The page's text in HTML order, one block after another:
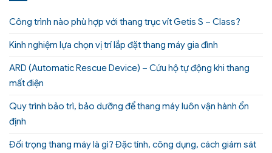
Công trình nào phù hợp với thang trục vít Getis S – Class?
Kinh nghiệm lựa chọn vị trí lắp đặt thang máy gia đình
ARD (Automatic Rescue Device) – Cứu hộ tự động khi thang
mất điện
Quy trình bảo trì, bảo dưỡng để thang máy luôn vận hành ổn
định
Đối trọng thang máy là gì? Đặc tính, công dụng, cách giám sát